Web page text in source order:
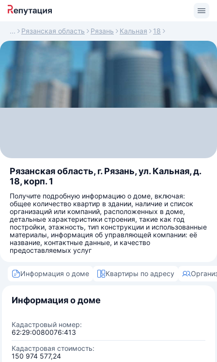
Рязанская область Рязань Кальная 18
Рязанская область, г. Рязань, ул. Кальная, д.
18, корп. 1
Получите подробную информацию о доме, включая:
общее количество квартир в здании, наличие и список
организаций или компаний, расположенных в доме,
детальные характеристики строения, такие как год
постройки, этажность, тип конструкции и использованные
материалы, информация об управляющей компании: её
название, контактные данные, и качество
предоставляемых услуг
Информация о доме Квартиры по адресу
Информация о доме
Кадастровый номер:
62:29:0080076:413
Кадастровая стоимость:
150 974 577,24